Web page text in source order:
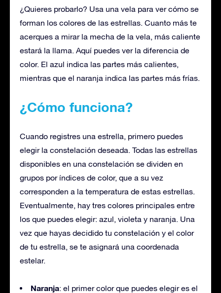
¿Quieres probarlo? Usa una vela para ver cómo se
forman los colores de las estrellas. Cuanto más te
acerques a mirar la mecha de la vela, más caliente
estará la llama. Aquí puedes ver la diferencia de
color. El azul indica las partes más calientes,
mientras que el naranja indica las partes más frías.
¿Cómo funciona?
Cuando registres una estrella, primero puedes
elegir la constelación deseada. Todas las estrellas
disponibles en una constelación se dividen en
grupos por índices de color, que a su vez
corresponden a la temperatura de estas estrellas.
Eventualmente, hay tres colores principales entre
los que puedes elegir: azul, violeta y naranja. Una
vez que hayas decidido tu constelación y el color
de tu estrella, se te asignará una coordenada
estelar.
Naranja: el primer color que puedes elegir es el